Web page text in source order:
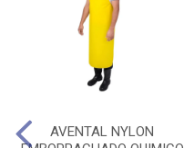
AVENTAL NYLON